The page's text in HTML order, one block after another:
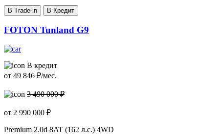
В Trade-in В Кредит
FOTON Tunland G9
В кредит
от 49 846 ₽/мес.
3 490 000 ₽
от 2 990 000 ₽
Premium 2.0d 8AT (162 л.с.) 4WD